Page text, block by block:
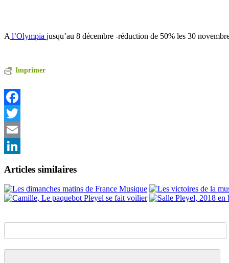
A l’Olympia jusqu’au 8 décembre -réduction de 50% les 30
Imprimer
Facebook
Twitter
Email
Articles similaires